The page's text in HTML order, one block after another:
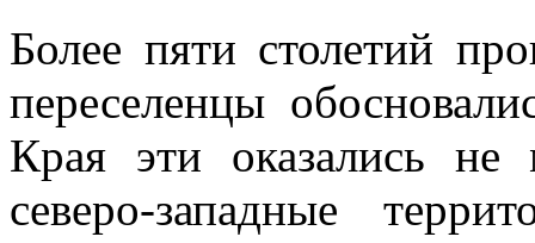
Более пяти столетий
переселенцы
Края эти оказались
северо-западные